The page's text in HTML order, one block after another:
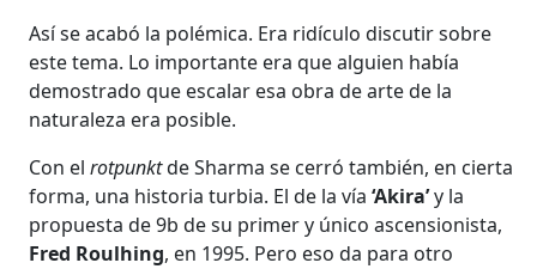
Así se acabó la polémica. Era ridículo discutir sobre
este tema. Lo importante era que alguien había
demostrado que escalar esa obra de arte de la
naturaleza era posible.
Con el rotpunktde Sharma se cerró también, en cierta
forma, una historia turbia. El de la vía ‘Akira’y la
propuesta de 9b de su primer y único ascensionista,
Fred Roulhing, en 1995. Pero eso da para otro